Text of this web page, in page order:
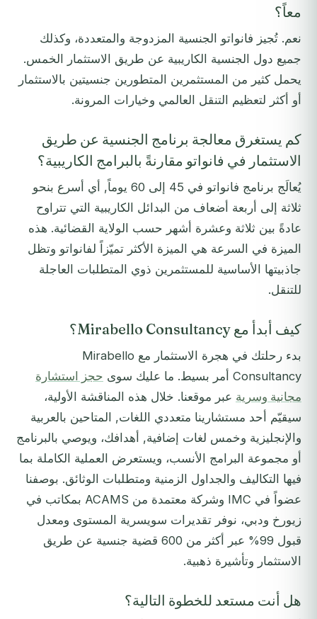
معاً؟
نعم. تُجيز فانواتو الجنسية المزدوجة والمتعددة، وكذلك
جميع دول الجنسية الكاريبية عن طريق الاستثمار الخمس.
يحمل كثير من المستثمرين المتطورين جنسيتين بالاستثمار
أو أكثر لتعظيم التنقل العالمي وخيارات المرونة.
كم يستغرق معالجة برنامج الجنسية عن طريق
الاستثمار في فانواتو مقارنةً بالبرامج الكاريبية؟
يُعالَج برنامج فانواتو في 45 إلى 60 يوماً, أي أسرع بنحو
ثلاثة إلى أربعة أضعاف من البدائل الكاريبية التي تتراوح
عادةً بين ثلاثة وعشرة أشهر حسب الولاية القضائية. هذه
الميزة في السرعة هي الميزة الأكثر تميّزاً لفانواتو وتظل
جاذبيتها الأساسية للمستثمرين ذوي المتطلبات العاجلة
للتنقل.
كيف أبدأ مع Mirabello Consultancy؟
بدء رحلتك في هجرة الاستثمار مع Mirabello
Consultancy أمر بسيط. ما عليك سوى
حجز استشارة
مجانية وسرية عبر موقعنا. خلال هذه المناقشة الأولية،
سيقيّم أحد مستشارينا متعددي اللغات, المتاحين بالعربية
والإنجليزية وخمس لغات إضافية, أهدافك، ويوصي بالبرنامج
أو مجموعة البرامج الأنسب، ويستعرض العملية الكاملة بما
فيها التكاليف والجداول الزمنية ومتطلبات الوثائق. بوصفنا
عضواً في IMC وشركة معتمدة من ACAMS بمكاتب في
زيورخ ودبي، نوفر تقديرات سويسرية المستوى ومعدل
قبول 99% عبر أكثر من 600 قضية جنسية عن طريق
الاستثمار وتأشيرة ذهبية.
هل أنت مستعد للخطوة التالية؟